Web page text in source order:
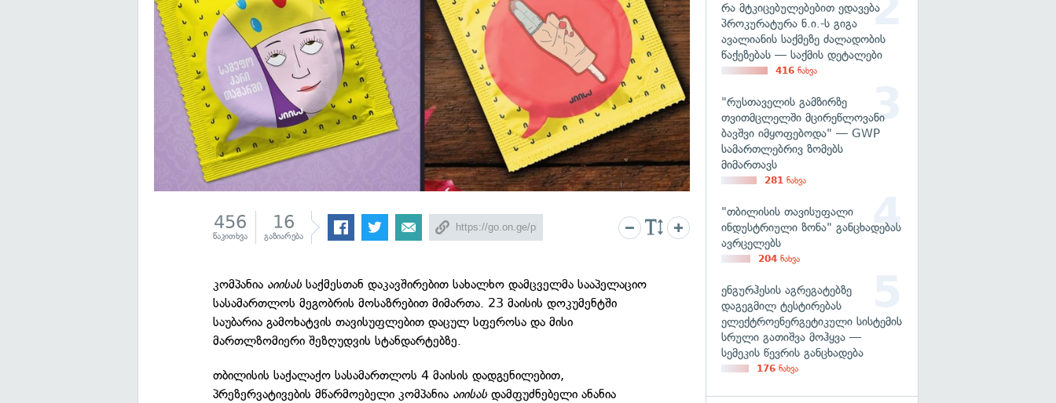
456
წაკითხვა
16
გაზიარება
კომპანია აიისასსაქმესთან დაკავშირებით სახალხო დამცველმა სააპელაციო
სასამართლოს მეგობრის მოსაზრებით მიმართა. 23 მაისის დოკუმენტში
საუბარია გამოხატვის თავისუფლებით დაცულ სფეროსა და მისი
მართლზომიერი შეზღუდვის სტანდარტებზე.
თბილისის საქალაქო სასამართლოს 4 მაისის დადგენილებით,
პრეზერვატივების მწარმოებელი კომპანია აიისასდამფუძნებელი ანანია
რა მტკიცებულებებით ედავება
პროკურატურა ნ.ი.-ს გიგა
ავალიანის საქმეზე ძალადობის
წაქეზებას — საქმის დეტალები
416 ნახვა
"რუსთაველის გამზირზე
თვითმცლელში მცირეწლოვანი
ბავშვი იმყოფებოდა" — GWP
სამართლებრივ ზომებს
მიმართავს
281 ნახვა
"თბილისის თავისუფალი
ინდუსტრიული ზონა" განცხადებას
ავრცელებს
204 ნახვა
ენგურჰესის აგრეგატებზე
დაგეგმილ ტესტირებას
ელექტროენერგეტიკული სისტემის
სრული გათიშვა მოჰყვა —
სემეკის წევრის განცხადება
176 ნახვა